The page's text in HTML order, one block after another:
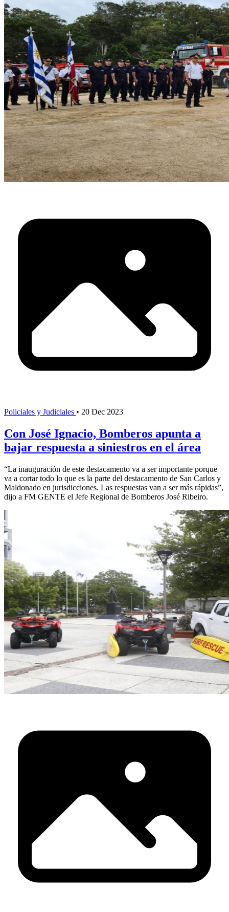
Policiales y Judiciales • 20 Dec 2023
Con José Ignacio, Bomberos apunta a
bajar respuesta a siniestros en el área
“La inauguración de este destacamento va a ser importante porque
va a cortar todo lo que es la parte del destacamento de San Carlos y
Maldonado en jurisdicciones. Las respuestas van a ser más rápidas”,
dijo a FM GENTE el Jefe Regional de Bomberos José Ribeiro.